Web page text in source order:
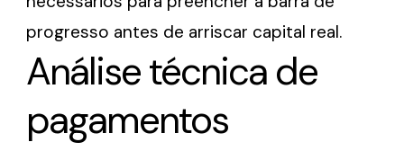
progresso antes de arriscar capital real.
Análise técnica de
pagamentos